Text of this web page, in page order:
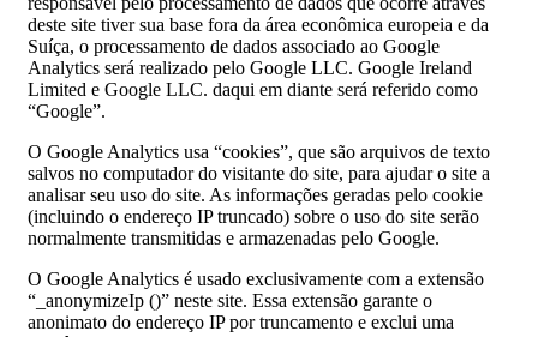
deste site tiver sua base fora da área econômica europeia e da
Suíça, o processamento de dados associado ao Google
Analytics será realizado pelo Google LLC. Google Ireland
Limited e Google LLC. daqui em diante será referido como
“Google”.
O Google Analytics usa “cookies”, que são arquivos de texto
salvos no computador do visitante do site, para ajudar o site a
analisar seu uso do site. As informações geradas pelo cookie
(incluindo o endereço IP truncado) sobre o uso do site serão
normalmente transmitidas e armazenadas pelo Google.
O Google Analytics é usado exclusivamente com a extensão
“_anonymizeIp ()” neste site. Essa extensão garante o
anonimato do endereço IP por truncamento e exclui uma